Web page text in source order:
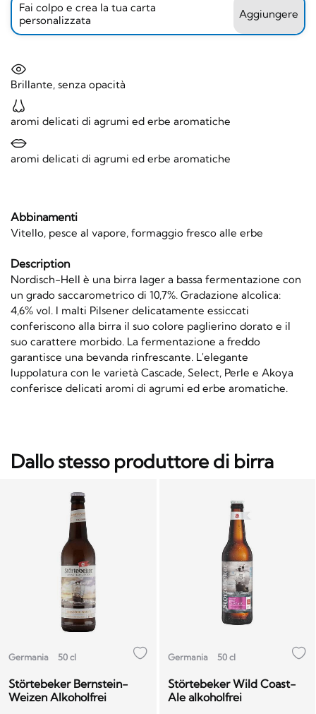
Fai colpo e crea la tua carta
personalizzata
Aggiungere
Brillante, senza opacità
aromi delicati di agrumi ed erbe aromatiche
aromi delicati di agrumi ed erbe aromatiche
Abbinamenti
Vitello, pesce al vapore, formaggio fresco alle erbe
Description
Nordisch-Hell è una birra lager a bassa fermentazione con
un grado saccarometrico di 10,7%. Gradazione alcolica:
4,6% vol. I malti Pilsener delicatamente essiccati
conferiscono alla birra il suo colore paglierino dorato e il
suo carattere morbido. La fermentazione a freddo
garantisce una bevanda rinfrescante. L'elegante
luppolatura con le varietà Cascade, Select, Perle e Akoya
conferisce delicati aromi di agrumi ed erbe aromatiche.
Dallo stesso produttore di birra
Germania 50 cl
Störtebeker Bernstein-
Weizen Alkoholfrei
Germania 50 cl
Störtebeker Wild Coast-
Ale alkoholfrei